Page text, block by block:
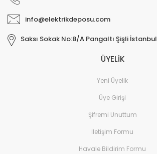
info@elektrikdeposu.com
Saksı Sokak No:8/A Pangaltı Şişli İstanbul
ÜYELİK
Yeni Üyelik
Üye Girişi
Şifremi Unuttum
İletişim Formu
Havale Bildirim Formu